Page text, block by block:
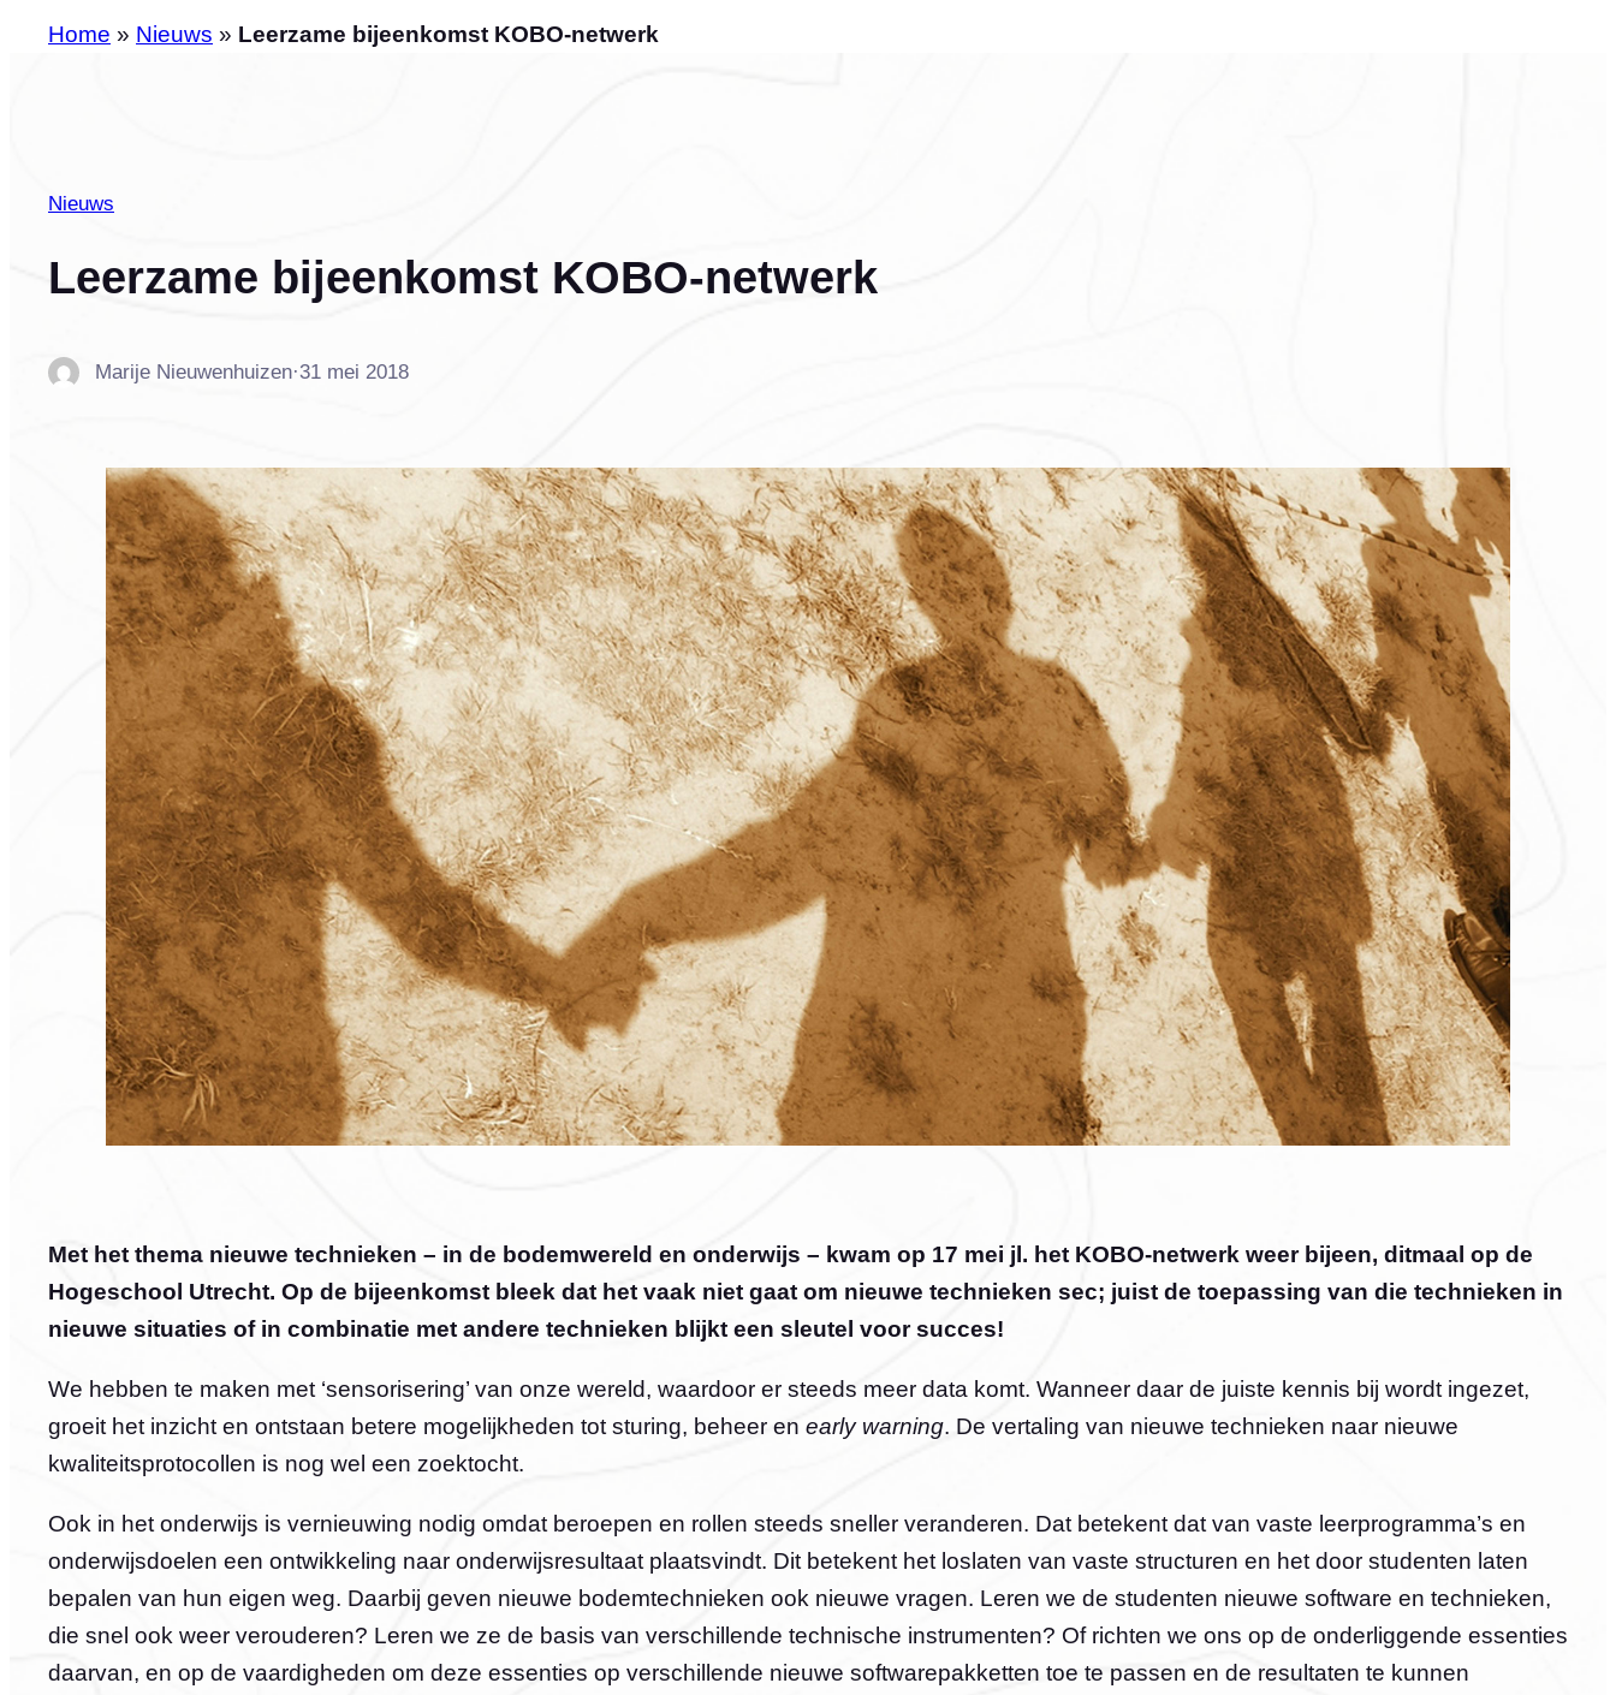
Home » Nieuws » Leerzame bijeenkomst KOBO-netwerk
Nieuws
Leerzame bijeenkomst KOBO-netwerk
Marije Nieuwenhuizen·31 mei 2018
Met het thema nieuwe technieken – in de bodemwereld en onderwijs – kwam op 17 mei jl. het KOBO-netwerk weer bijeen, ditmaal op de
Hogeschool Utrecht. Op de bijeenkomst bleek dat het vaak niet gaat om nieuwe technieken sec; juist de toepassing van die technieken in
nieuwe situaties of in combinatie met andere technieken blijkt een sleutel voor succes!
We hebben te maken met ‘sensorisering’ van onze wereld, waardoor er steeds meer data komt. Wanneer daar de juiste kennis bij wordt ingezet,
groeit het inzicht en ontstaan betere mogelijkheden tot sturing, beheer en early warning. De vertaling van nieuwe technieken naar nieuwe
kwaliteitsprotocollen is nog wel een zoektocht.
Ook in het onderwijs is vernieuwing nodig omdat beroepen en rollen steeds sneller veranderen. Dat betekent dat van vaste leerprogramma’s en
onderwijsdoelen een ontwikkeling naar onderwijsresultaat plaatsvindt. Dit betekent het loslaten van vaste structuren en het door studenten laten
bepalen van hun eigen weg. Daarbij geven nieuwe bodemtechnieken ook nieuwe vragen. Leren we de studenten nieuwe software en technieken,
die snel ook weer verouderen? Leren we ze de basis van verschillende technische instrumenten? Of richten we ons op de onderliggende essenties
daarvan, en op de vaardigheden om deze essenties op verschillende nieuwe softwarepakketten toe te passen en de resultaten te kunnen